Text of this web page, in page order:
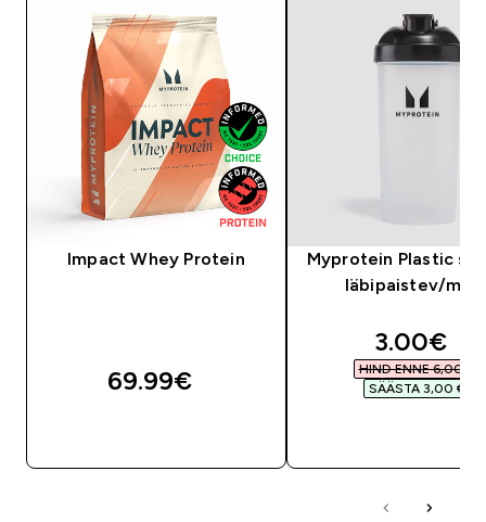
Impact Whey Protein
69.99€‎
Myprotein Plastic
läbipaistev/
3.00€‎
HIND ENNE 6,00 €‎
SÄÄSTA 3,00 €‎